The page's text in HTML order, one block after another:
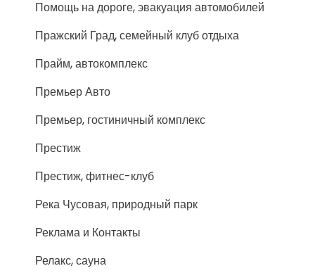
Помощь на дороге, эвакуация автомобилей
Пражский Град, семейный клуб отдыха
Прайм, автокомплекс
Премьер Авто
Премьер, гостиничный комплекс
Престиж
Престиж, фитнес-клуб
Река Чусовая, природный парк
Реклама и Контакты
Релакс, сауна